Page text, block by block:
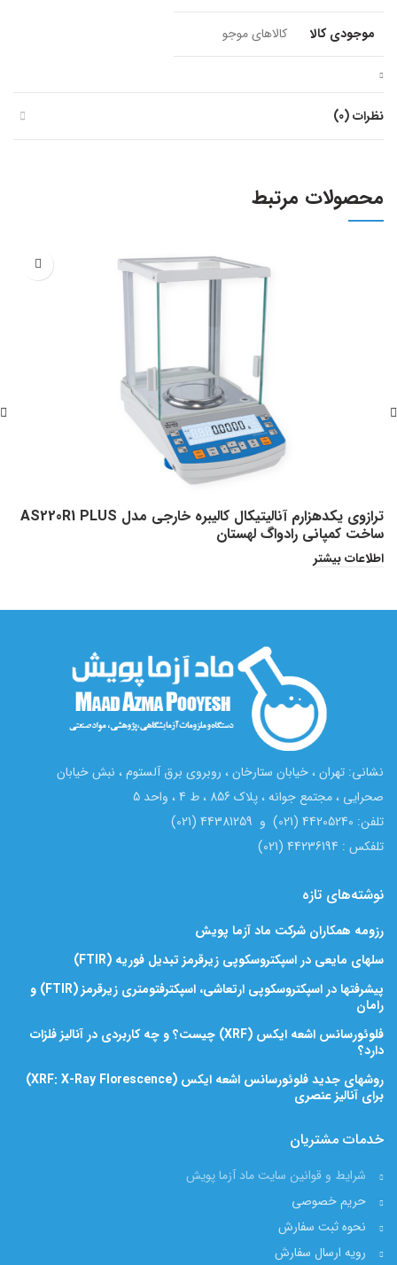
موجودی کالا کالاهای موجو
نظرات (0)
محصولات مرتبط
ترازوی یکدهزارم آنالیتیکال کالیبره خارجی مدل AS220R1 PLUS
ساخت کمپانی رادواگ لهستان
اطلاعات بیشتر
نشانی: تهران ، خیابان ستارخان ، روبروی برق آلستوم ، نبش خیابان
صحرایی ، مجتمع جوانه ، پلاک 856 ، ط 4 ، واحد 5
تلفن: 44205240 (021) و 44381259 (021)
تلفکس : 44236194 (021)
نوشته‌های تازه
رزومه همکاران شرکت ماد آزما پویش
سلهای مایعی در اسپکتروسکوپی زیرقرمز تبدیل فوریه (FTIR)
پیشرفتها در اسپکتروسکوپی ارتعاشی، اسپکترفتومتری زیرقرمز (FTIR) و
رامان
فلوئورسانس اشعه ایکس (XRF) چیست؟ و چه کاربردی در آنالیز فلزات
دارد؟
روشهای جدید فلوئورسانس اشعه ایکس (XRF: X-Ray Florescence)
برای آنالیز عنصری
خدمات مشتریان
شرایط و قوانین سایت ماد آزما پویش
حریم خصوصی
نحوه ثبت سفارش
رویه ارسال سفارش